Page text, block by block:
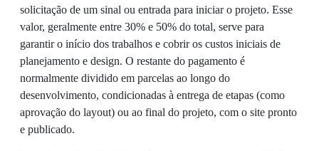
solicitação de um sinal ou entrada para iniciar o projeto. Esse
valor, geralmente entre 30% e 50% do total, serve para
garantir o início dos trabalhos e cobrir os custos iniciais de
planejamento e design. O restante do pagamento é
normalmente dividido em parcelas ao longo do
desenvolvimento, condicionadas à entrega de etapas (como
aprovação do layout) ou ao final do projeto, com o site pronto
e publicado.